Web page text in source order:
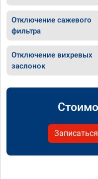
Отключение сажевого
фильтра
Отключение вихревых
заслонок
Записаться